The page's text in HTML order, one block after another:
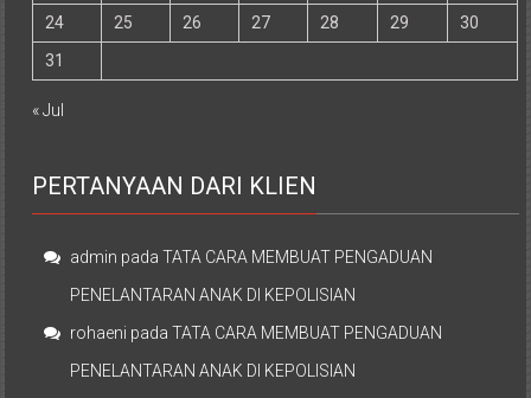
24
25 26 27 28 29
30
31
« Jul
PERTANYAAN DARI KLIEN
admin padaTATA CARA MEMBUAT PENGADUAN
PENELANTARAN ANAK DI KEPOLISIAN
rohaeni padaTATA CARA MEMBUAT PENGADUAN
PENELANTARAN ANAK DI KEPOLISIAN